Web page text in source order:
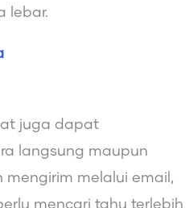
lebar.
juga dapat
langsung maupun
mengirim melalui email,
mencari tahu terlebih